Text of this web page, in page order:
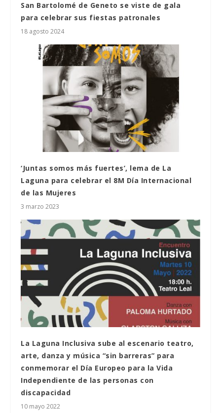
San Bartolomé de Geneto se viste de gala
para celebrar sus fiestas patronales
18 agosto 2024
‘Juntas somos más fuertes’, lema de La
Laguna para celebrar el 8M Día Internacional
de las Mujeres
3 marzo 2023
La Laguna Inclusiva sube al escenario teatro,
arte, danza y música “sin barreras” para
conmemorar el Día Europeo para la Vida
Independiente de las personas con
discapacidad
10 mayo 2022